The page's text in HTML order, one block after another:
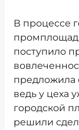
В процессе
поступило
предложила
ведь у цеха
городской
решили